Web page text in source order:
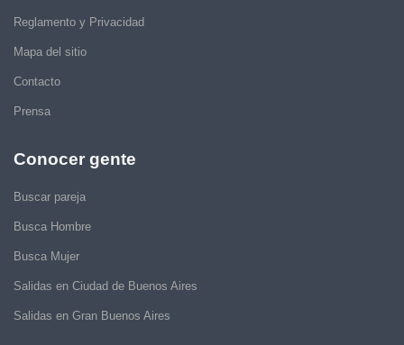
Reglamento y Privacidad
Mapa del sitio
Contacto
Prensa
Conocer gente
Buscar pareja
Busca Hombre
Busca Mujer
Salidas en Ciudad de Buenos Aires
Salidas en Gran Buenos Aires